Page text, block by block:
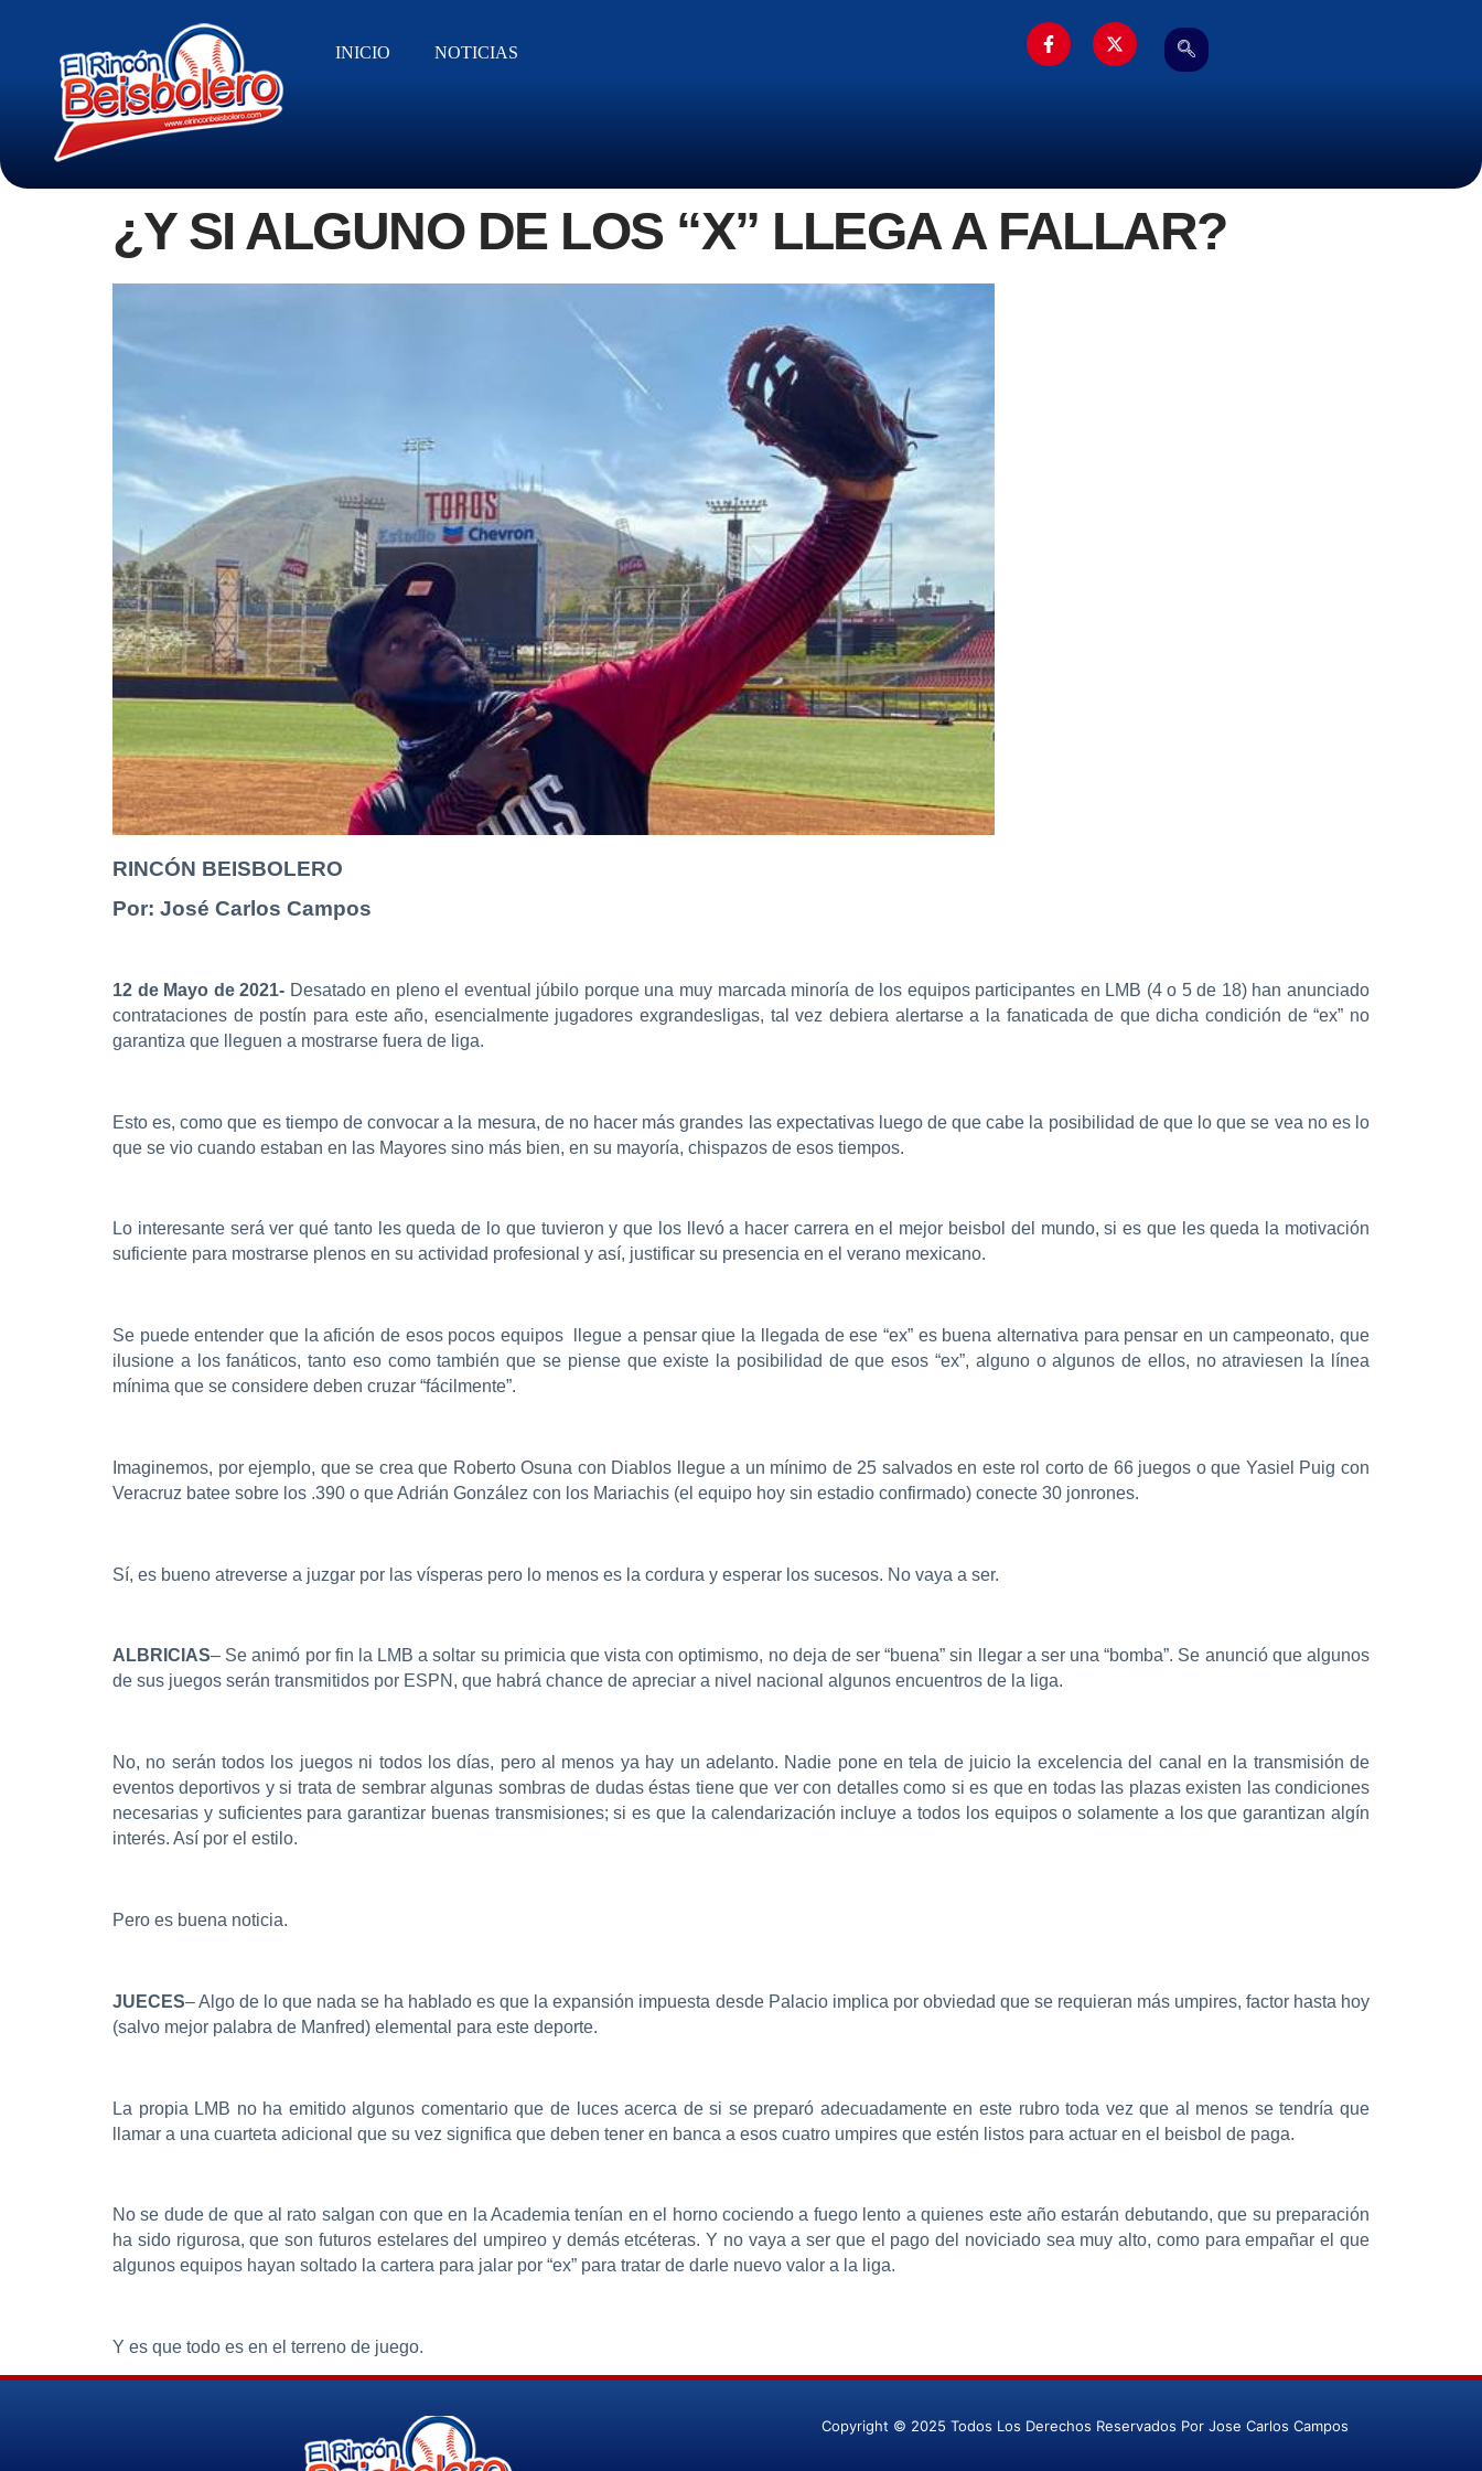
INICIO NOTICIAS
¿Y SI ALGUNO DE LOS “X” LLEGA A FALLAR?
RINCÓN BEISBOLERO
Por: José Carlos Campos
12 de Mayo de 2021- Desatado en pleno el eventual júbilo porque una muy marcada minoría de los equipos participantes en LMB (4 o 5 de 18) han anunciado
contrataciones de postín para este año, esencialmente jugadores exgrandesligas, tal vez debiera alertarse a la fanaticada de que dicha condición de “ex” no
garantiza que lleguen a mostrarse fuera de liga.
Esto es, como que es tiempo de convocar a la mesura, de no hacer más grandes las expectativas luego de que cabe la posibilidad de que lo que se vea no es lo
que se vio cuando estaban en las Mayores sino más bien, en su mayoría, chispazos de esos tiempos.
Lo interesante será ver qué tanto les queda de lo que tuvieron y que los llevó a hacer carrera en el mejor beisbol del mundo, si es que les queda la motivación
suficiente para mostrarse plenos en su actividad profesional y así, justificar su presencia en el verano mexicano.
Se puede entender que la afición de esos pocos equipos llegue a pensar qiue la llegada de ese “ex” es buena alternativa para pensar en un campeonato, que
ilusione a los fanáticos, tanto eso como también que se piense que existe la posibilidad de que esos “ex”, alguno o algunos de ellos, no atraviesen la línea
mínima que se considere deben cruzar “fácilmente”.
Imaginemos, por ejemplo, que se crea que Roberto Osuna con Diablos llegue a un mínimo de 25 salvados en este rol corto de 66 juegos o que Yasiel Puig con
Veracruz batee sobre los .390 o que Adrián González con los Mariachis (el equipo hoy sin estadio confirmado) conecte 30 jonrones.
Sí, es bueno atreverse a juzgar por las vísperas pero lo menos es la cordura y esperar los sucesos. No vaya a ser.
ALBRICIAS– Se animó por fin la LMB a soltar su primicia que vista con optimismo, no deja de ser “buena” sin llegar a ser una “bomba”. Se anunció que algunos
de sus juegos serán transmitidos por ESPN, que habrá chance de apreciar a nivel nacional algunos encuentros de la liga.
No, no serán todos los juegos ni todos los días, pero al menos ya hay un adelanto. Nadie pone en tela de juicio la excelencia del canal en la transmisión de
eventos deportivos y si trata de sembrar algunas sombras de dudas éstas tiene que ver con detalles como si es que en todas las plazas existen las condiciones
necesarias y suficientes para garantizar buenas transmisiones; si es que la calendarización incluye a todos los equipos o solamente a los que garantizan algín
interés. Así por el estilo.
Pero es buena noticia.
JUECES– Algo de lo que nada se ha hablado es que la expansión impuesta desde Palacio implica por obviedad que se requieran más umpires, factor hasta hoy
(salvo mejor palabra de Manfred) elemental para este deporte.
La propia LMB no ha emitido algunos comentario que de luces acerca de si se preparó adecuadamente en este rubro toda vez que al menos se tendría que
llamar a una cuarteta adicional que su vez significa que deben tener en banca a esos cuatro umpires que estén listos para actuar en el beisbol de paga.
No se dude de que al rato salgan con que en la Academia tenían en el horno cociendo a fuego lento a quienes este año estarán debutando, que su preparación
ha sido rigurosa, que son futuros estelares del umpireo y demás etcéteras. Y no vaya a ser que el pago del noviciado sea muy alto, como para empañar el que
algunos equipos hayan soltado la cartera para jalar por “ex” para tratar de darle nuevo valor a la liga.
Y es que todo es en el terreno de juego.
Copyright © 2025 Todos Los Derechos Reservados Por Jose Carlos Campos